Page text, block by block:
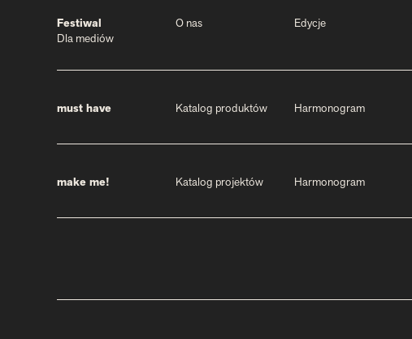
Festiwal O nas Edycje
Dla mediów
must have Katalog produktów Harmonogram
make me! Katalog projektów Harmonogram